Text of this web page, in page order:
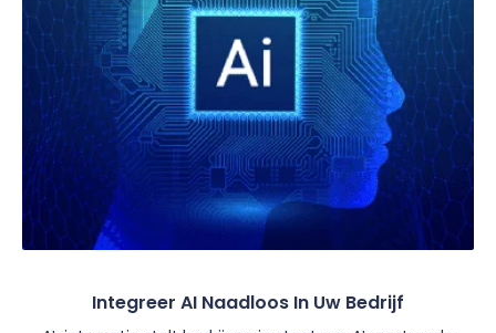
Integreer AI Naadloos In Uw Bedrijf